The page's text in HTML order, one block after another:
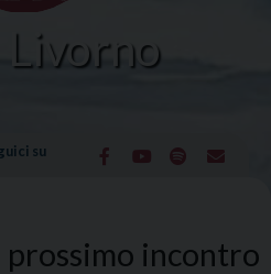
Livorno
su
incontro